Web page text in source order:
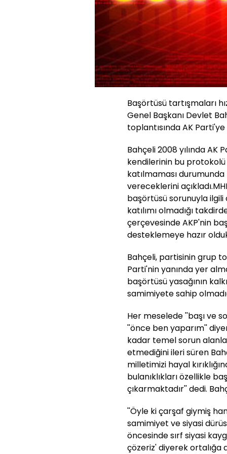
Başörtüsü tartışmaları
Genel Başkanı Devlet
toplantısında AK
Bahçeli 2008 yılında AK
kendilerinin bu
katılmaması
vereceklerini
başörtüsü sorunuyla
katılımı olmadığı
çerçevesinde AKP'nin
desteklemeye hazır
Bahçeli, partisinin grup
Parti'nin yanında yer
başörtüsü yasağının
samimiyete sahip
Her meselede ''başı ve
''önce ben yaparım''
kadar temel sorun
etmediğini ileri süren
milletimizi hayal
bulanıklıkları özellikle
çıkarmaktadır'' dedi.
''Öyle ki çarşaf giymiş
samimiyet ve siyasi
öncesinde sırf siyasi
çözeriz' diyerek ortalığa